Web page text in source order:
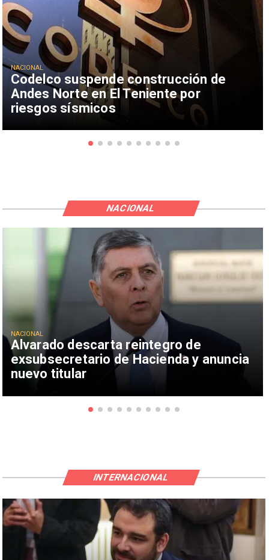
Codelco suspende construcción de
Andes Norte en El Teniente por
riesgos sísmicos
NACIONAL
Alvarado descarta reintegro de
exsubsecretario de Hacienda y anuncia
nuevo titular
NACIONAL
NACIONAL
INTERNACIONAL